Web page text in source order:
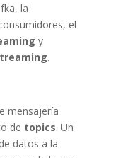
la
el
y
.
mensajería
de topics. Un
datos a la